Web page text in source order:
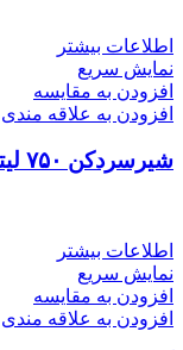
اطلاعات بیشتر
نمایش سریع
افزودن به مقایسه
افزودن به علاقه مندی
شیرسردکن ۷۵۰ لیتری استوانه‌ای
اطلاعات بیشتر
نمایش سریع
افزودن به مقایسه
افزودن به علاقه مندی